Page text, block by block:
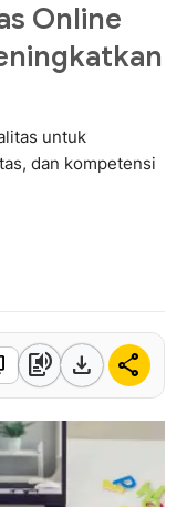
Online
untuk
dan kompetensi
or Organization •
text_to_speech download share